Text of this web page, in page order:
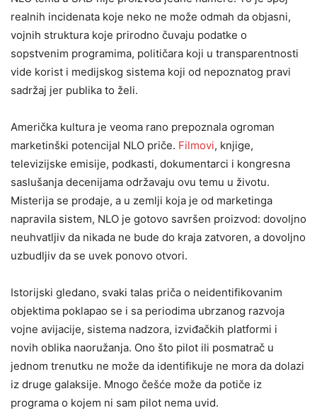
realnih incidenata koje neko ne može odmah da objasni,
vojnih struktura koje prirodno čuvaju podatke o
sopstvenim programima, političara koji u transparentnosti
vide korist i medijskog sistema koji od nepoznatog pravi
sadržaj jer publika to želi.
Američka kultura je veoma rano prepoznala ogroman
marketinški potencijal NLO priče. Filmovi, knjige,
televizijske emisije, podkasti, dokumentarci i kongresna
saslušanja decenijama održavaju ovu temu u životu.
Misterija se prodaje, a u zemlji koja je od marketinga
napravila sistem, NLO je gotovo savršen proizvod: dovoljno
neuhvatljiv da nikada ne bude do kraja zatvoren, a dovoljno
uzbudljiv da se uvek ponovo otvori.
Istorijski gledano, svaki talas priča o neidentifikovanim
objektima poklapao se i sa periodima ubrzanog razvoja
vojne avijacije, sistema nadzora, izviđačkih platformi i
novih oblika naoružanja. Ono što pilot ili posmatrač u
jednom trenutku ne može da identifikuje ne mora da dolazi
iz druge galaksije. Mnogo češće može da potiče iz
programa o kojem ni sam pilot nema uvid.